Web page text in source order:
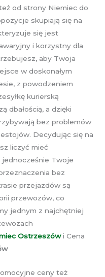
od strony Niemiec do
skupiają się na
się jest
i korzystny dla
aby Twoja
w doskonałym
z powodzeniem
kurierską
dbałością, a dzięki
bez problemów
Decydując się na
liczyć mieć
jednocześnie Twoje
bez
przejazdów są
przewozów, co
jednym z najchętniej
Ostrzeszówi Cena
ceny też